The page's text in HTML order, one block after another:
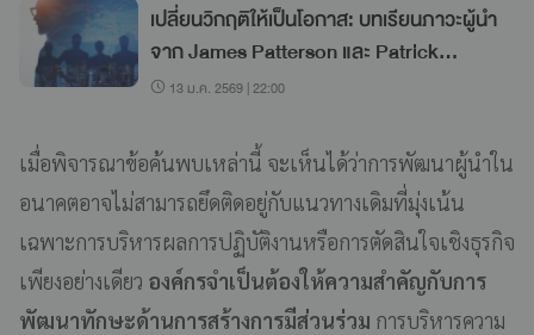
เปลี่ยนวิกฤติให้เป็นโอกาส: บทเรียนภาวะผู้นำ
จาก James Patterson และ Patrick
Leddin
13 ม.ค. 2569 | 22:00
เมื่อพิจารณาข้อค้นพบเหล่านี้ จะเห็นได้ว่าการพัฒนาผู้นำใน
อนาคตอาจไม่สามารถยึดติดอยู่กับแนวทางเดิมที่มุ่งเน้น
เฉพาะการบริหารผลการปฏิบัติงานหรือการตัดสินใจเชิงธุรกิจ
เพียงอย่างเดียว องค์กรจำเป็นต้องให้ความสำคัญกับการ
พัฒนาทักษะด้านการสร้างการมีส่วนร่วม การบริหารความ